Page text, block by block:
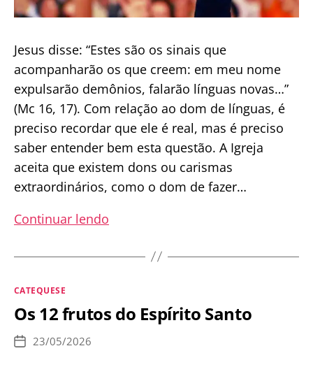
Jesus disse: “Estes são os sinais que
acompanharão os que creem: em meu nome
expulsarão demônios, falarão línguas novas…”
(Mc 16, 17). Com relação ao dom de línguas, é
preciso recordar que ele é real, mas é preciso
saber entender bem esta questão. A Igreja
aceita que existem dons ou carismas
extraordinários, como o dom de fazer…
Continuar lendo
a
ensina
Categorias
CATEQUESE
Os 12 frutos do Espírito Santo
Data23/05/2026